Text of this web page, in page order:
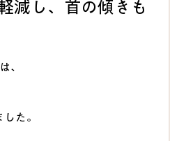
減し、首の傾きも
、
た。